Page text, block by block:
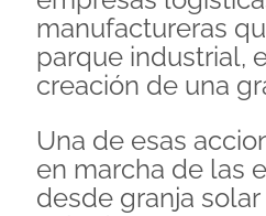
manufactureras
parque industrial,
creación de una
Una de esas
en marcha de las
desde granja